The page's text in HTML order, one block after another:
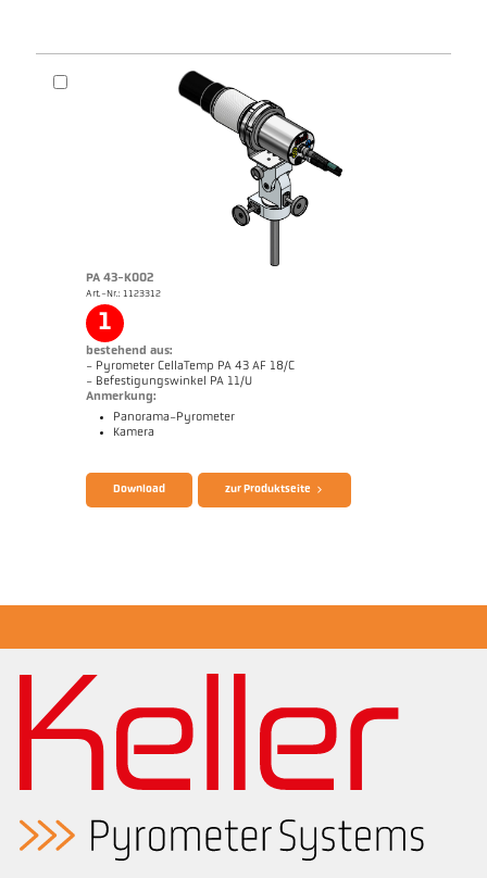
PA 43-K002
Art.-Nr.: 1123312
1
bestehend aus:
- Pyrometer CellaTemp PA 43 AF 18/C
- Befestigungswinkel PA 11/U
Anmerkung:
Panorama-Pyrometer
Kamera
Applikationsbericht Glühbänder
Download zur Produktseite